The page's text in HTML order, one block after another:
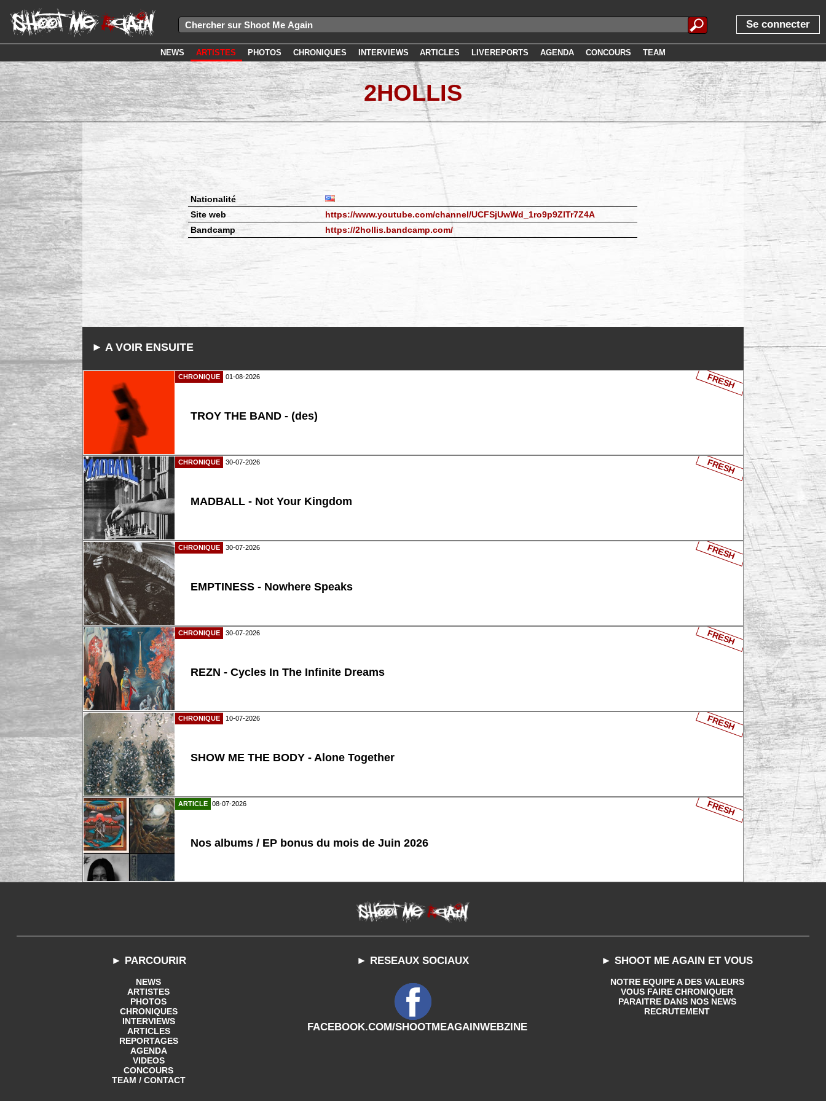
Se connecter
NEWS ARTISTES PHOTOS CHRONIQUES INTERVIEWS ARTICLES LIVEREPORTS AGENDA CONCOURS TEAM
2HOLLIS
Nationalité
Site web
https://www.youtube.com/channel/UCFSjUwWd_1ro9p9ZlTr7Z4A
Bandcamp
https://2hollis.bandcamp.com/
► A VOIR ENSUITE
CHRONIQUE 01-08-2026
TROY THE BAND - (des)
FRESH
CHRONIQUE 30-07-2026
MADBALL - Not Your Kingdom
FRESH
CHRONIQUE 30-07-2026
EMPTINESS - Nowhere Speaks
FRESH
CHRONIQUE 30-07-2026
REZN - Cycles In The Infinite Dreams
FRESH
CHRONIQUE 10-07-2026
SHOW ME THE BODY - Alone Together
FRESH
ARTICLE 08-07-2026
Nos albums / EP bonus du mois de Juin 2026
FRESH
► PARCOURIR
NEWS
ARTISTES
PHOTOS
CHRONIQUES
INTERVIEWS
ARTICLES
REPORTAGES
AGENDA
VIDEOS
CONCOURS
TEAM / CONTACT
► RESEAUX SOCIAUX
FACEBOOK.COM/SHOOTMEAGAINWEBZINE
► SHOOT ME AGAIN ET VOUS
NOTRE EQUIPE A DES VALEURS
VOUS FAIRE CHRONIQUER
PARAITRE DANS NOS NEWS
RECRUTEMENT